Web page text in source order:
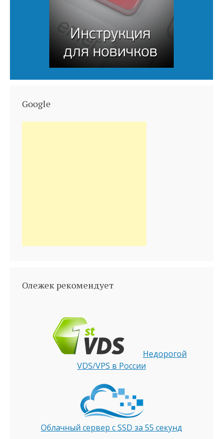
Google
Олежек рекомендует
Недорогой
VDS/VPS в России
Облачный сервер с SSD за 55 секунд